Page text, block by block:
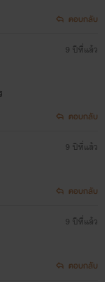
ออกมาเบาๆ ก่อนจะเข้า
มากระซิบข้างหูเสียงต่ำ
อนท่อนสวาทใหญ่โตออก
ตอบกลับ
9 ปีที่แล้ว
ตอบกลับ
9 ปีที่แล้ว
ตอบกลับ
9 ปีที่แล้ว
ตอบกลับ